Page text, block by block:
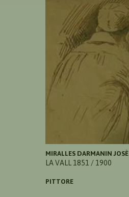
MIRALLES DARMANIN JOSÈ
LA VALL 1851 / 1900
PITTORE